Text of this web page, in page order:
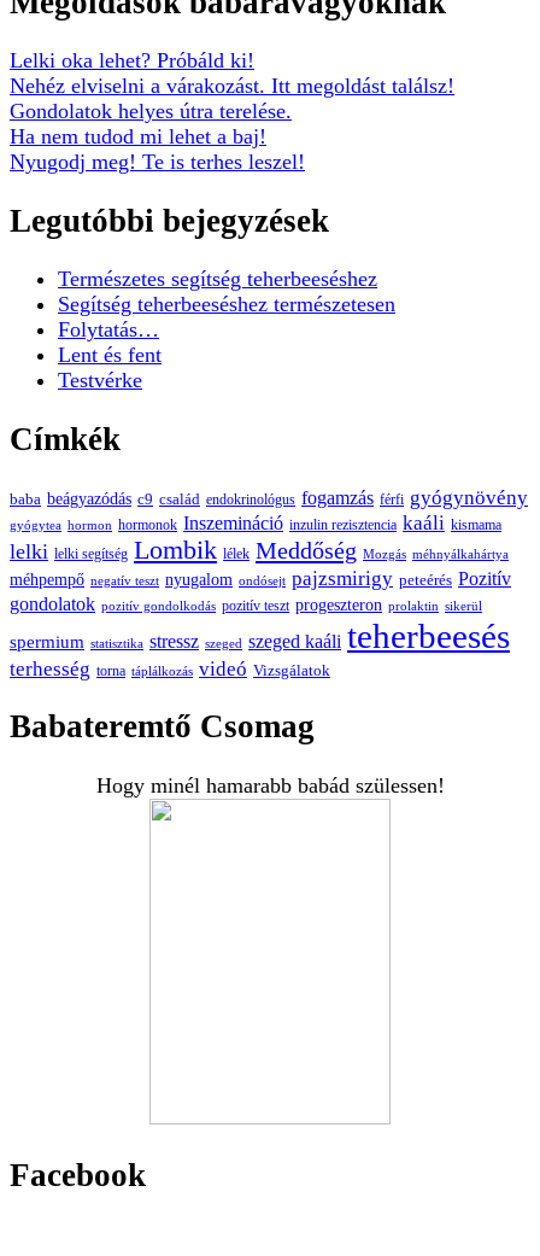
Lelki oka lehet? Próbáld ki!
Nehéz elviselni a várakozást. Itt megoldást találsz!
Gondolatok helyes útra terelése.
Ha nem tudod mi lehet a baj!
Nyugodj meg! Te is terhes leszel!
Legutóbbi bejegyzések
Természetes segítség teherbeeséshez
Segítség teherbeeséshez természetesen
Folytatás…
Lent és fent
Testvérke
Címkék
baba beágyazódás c9 család endokrinológus fogamzás férfi gyógynövény
gyógytea hormon hormonok Inszemináció inzulin rezisztencia kaáli kismama
lelki lelki segítség Lombik lélek Meddőség Mozgás méhnyálkahártya
méhpempő negatív teszt nyugalom ondósejt pajzsmirigy peteérés Pozitív
gondolatok pozitív gondolkodás pozitív teszt progeszteron prolaktin sikerül
spermium statisztika stressz szeged szeged kaáli teherbeesés
terhesség torna táplálkozás videó Vizsgálatok
Babateremtő Csomag
Hogy minél hamarabb babád szülessen!
Facebook